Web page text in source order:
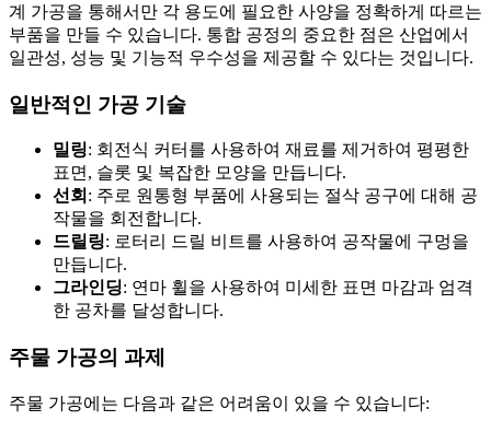
계 가공을 통해서만 각 용도에 필요한 사양을 정확하게 따르는
부품을 만들 수 있습니다. 통합 공정의 중요한 점은 산업에서
일관성, 성능 및 기능적 우수성을 제공할 수 있다는 것입니다.
일반적인 가공 기술
밀링: 회전식 커터를 사용하여 재료를 제거하여 평평한
표면, 슬롯 및 복잡한 모양을 만듭니다.
선회 : 주로 원통형 부품에 사용되는 절삭 공구에 대해 공
작물을 회전합니다.
드릴링: 로터리 드릴 비트를 사용하여 공작물에 구멍을
만듭니다.
그라인딩: 연마 휠을 사용하여 미세한 표면 마감과 엄격
한 공차를 달성합니다.
주물 가공의 과제
주물 가공에는 다음과 같은 어려움이 있을 수 있습니다: